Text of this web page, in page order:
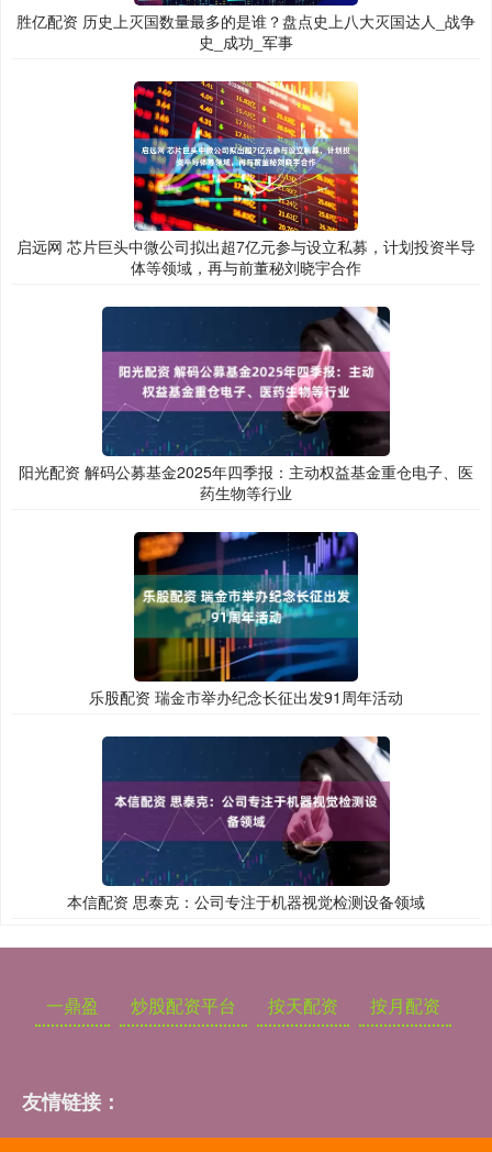
胜亿配资 历史上灭国数量最多的是谁？盘点史上八大灭国达人_战争
史_成功_军事
启远网 芯片巨头中微公司拟出超7亿元参与设立私募，计划投资半导
体等领域，再与前董秘刘晓宇合作
阳光配资 解码公募基金2025年四季报：主动权益基金重仓电子、医
药生物等行业
乐股配资 瑞金市举办纪念长征出发91周年活动
本信配资 思泰克：公司专注于机器视觉检测设备领域
一鼎盈 炒股配资平台 按天配资 按月配资
友情链接：